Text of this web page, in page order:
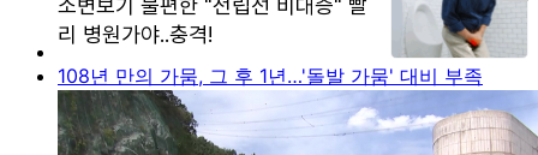
108년 만의 가뭄, 그 후 1년…'돌발 가뭄' 대비 부족